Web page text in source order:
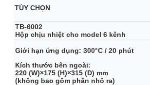
TÙY CHỌN
TB-6002
Hộp chịu nhiệt cho model 6 kênh
Giới hạn ứng dụng: 300°C / 20 phút
Kích thước bên ngoài:
220 (W)×175 (H)×315 (D) mm
(không bao gồm phần nhô ra)